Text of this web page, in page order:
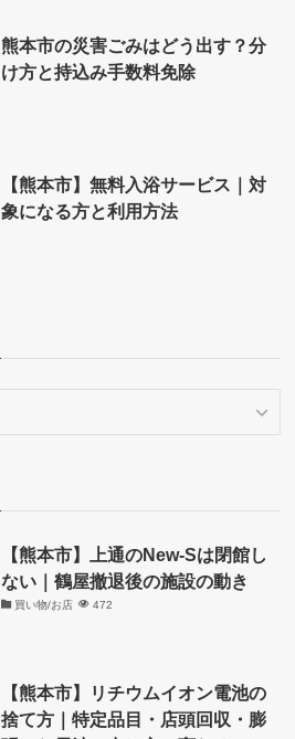
熊本市の災害ごみはどう出す？分
け方と持込み手数料免除
【熊本市】無料入浴サービス｜対
象になる方と利用方法
【熊本市】上通のNew-Sは閉館し
ない｜鶴屋撤退後の施設の動き
買い物/お店 472
【熊本市】リチウムイオン電池の
捨て方｜特定品目・店頭回収・膨